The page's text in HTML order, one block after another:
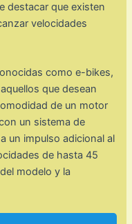
destacar que existen
velocidades
como e-bikes,
que desean
de un motor
un sistema de
un impulso adicional al
de hasta 45
modelo y la